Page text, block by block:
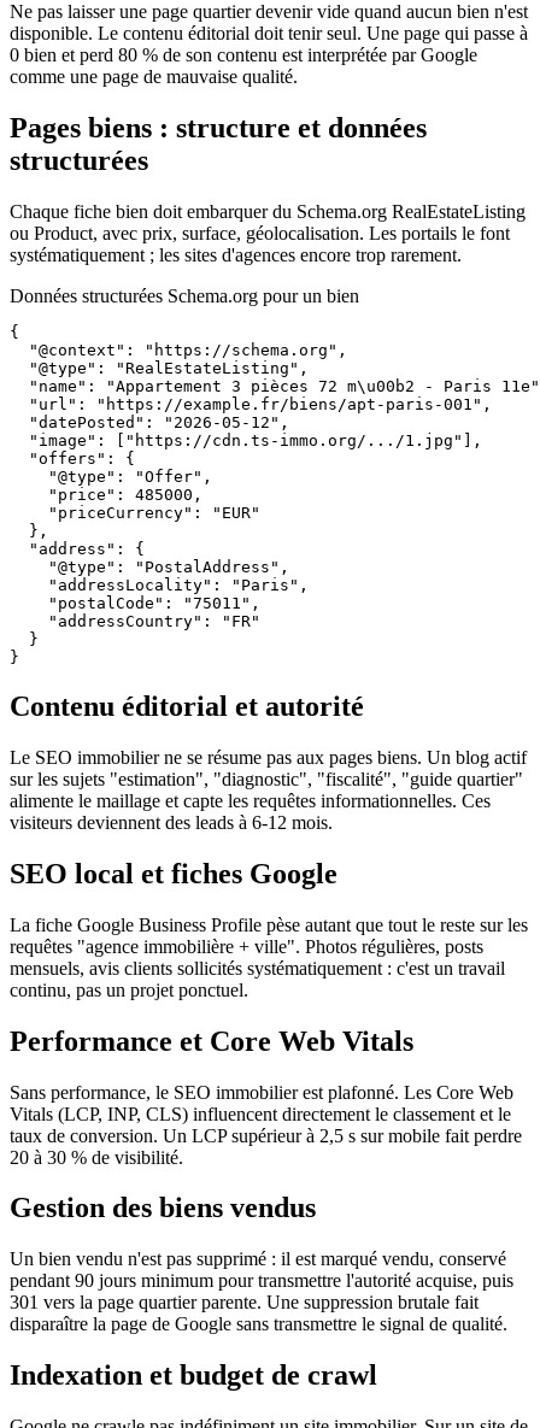
Ne pas laisser une page quartier devenir vide quand aucun bien n'est
disponible. Le contenu éditorial doit tenir seul. Une page qui passe à
0 bien et perd 80 % de son contenu est interprétée par Google
comme une page de mauvaise qualité.
Pages biens : structure et données
structurées
Chaque fiche bien doit embarquer du Schema.org RealEstateListing
ou Product, avec prix, surface, géolocalisation. Les portails le font
systématiquement ; les sites d'agences encore trop rarement.
Données structurées Schema.org pour un bien
{
  "@context": "https://schema.org",
  "@type": "RealEstateListing",
"name": "Appartement 3 pièces 72 m\u00b2 - Paris
  "url": "https://example.fr/biens/apt-paris-001",
  "datePosted": "2026-05-12",
  "image": ["https://cdn.ts-immo.org/.../1.jpg"],
  "offers": {
    "@type": "Offer",
    "price": 485000,
    "priceCurrency": "EUR"
  },
  "address": {
    "@type": "PostalAddress",
    "addressLocality": "Paris",
    "postalCode": "75011",
    "addressCountry": "FR"
  }
}
Contenu éditorial et autorité
Le SEO immobilier ne se résume pas aux pages biens. Un blog actif
sur les sujets "estimation", "diagnostic", "fiscalité", "guide quartier"
alimente le maillage et capte les requêtes informationnelles. Ces
visiteurs deviennent des leads à 6-12 mois.
SEO local et fiches Google
La fiche Google Business Profile pèse autant que tout le reste sur les
requêtes "agence immobilière + ville". Photos régulières, posts
mensuels, avis clients sollicités systématiquement : c'est un travail
continu, pas un projet ponctuel.
Performance et Core Web Vitals
Sans performance, le SEO immobilier est plafonné. Les Core Web
Vitals (LCP, INP, CLS) influencent directement le classement et le
taux de conversion. Un LCP supérieur à 2,5 s sur mobile fait perdre
20 à 30 % de visibilité.
Gestion des biens vendus
Un bien vendu n'est pas supprimé : il est marqué vendu, conservé
pendant 90 jours minimum pour transmettre l'autorité acquise, puis
301 vers la page quartier parente. Une suppression brutale fait
disparaître la page de Google sans transmettre le signal de qualité.
Indexation et budget de crawl